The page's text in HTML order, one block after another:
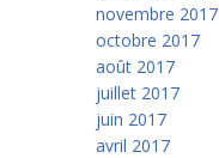
novembre 2017
octobre 2017
août 2017
juillet 2017
juin 2017
avril 2017